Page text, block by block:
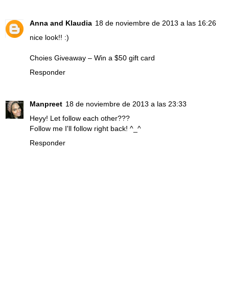
Anna and Klaudia 18 de noviembre de 2013 a las 16:26
nice look!! :)
Choies Giveaway – Win a $50 gift card
Responder
Manpreet 18 de noviembre de 2013 a las 23:33
Heyy! Let follow each other???
Follow me I'll follow right back! ^_^
Responder